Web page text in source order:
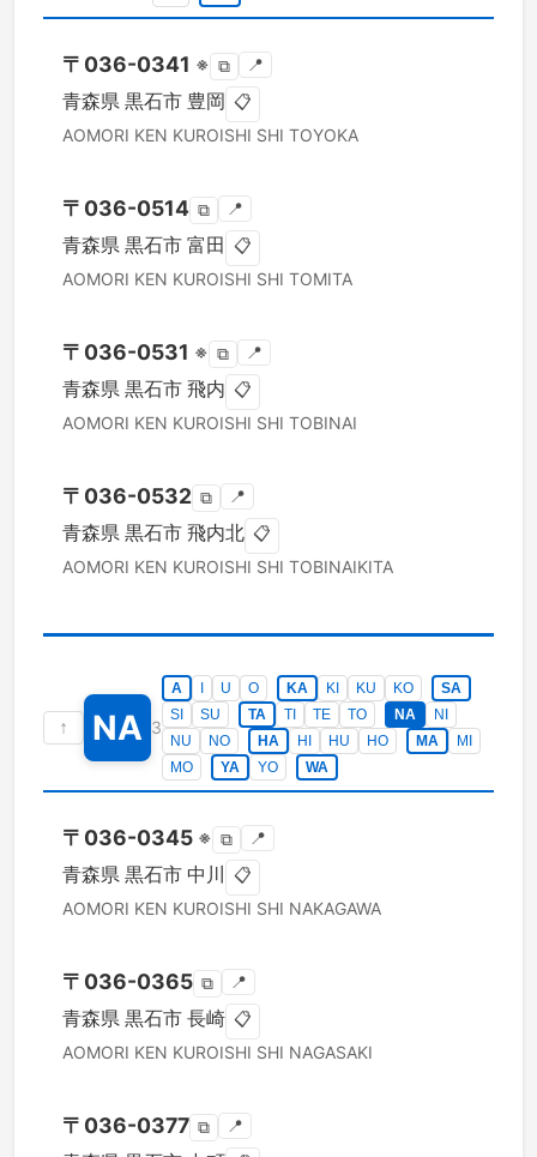
〒 036-0341 ※ ⧉ 📍
青森県 黒石市 豊岡 📋
AOMORI KEN KUROISHI SHI TOYOKA
〒 036-0514 ⧉ 📍
青森県 黒石市 富田 📋
AOMORI KEN KUROISHI SHI TOMITA
〒 036-0531 ※ ⧉ 📍
青森県 黒石市 飛内 📋
AOMORI KEN KUROISHI SHI TOBINAI
〒 036-0532 ⧉ 📍
青森県 黒石市 飛内北 📋
AOMORI KEN KUROISHI SHI TOBINAIKITA
↑ NA 3
A U O KA KI KU KO
SA
SI
SU TA TI TE TO NA
NI
NU
NO HA HI HU HO MA
MI
MO
YA YO WA
〒 036-0345 ※ ⧉ 📍
青森県 黒石市 中川 📋
AOMORI KEN KUROISHI SHI NAKAGAWA
〒 036-0365 ⧉ 📍
青森県 黒石市 長崎 📋
AOMORI KEN KUROISHI SHI NAGASAKI
〒 036-0377 ⧉ 📍